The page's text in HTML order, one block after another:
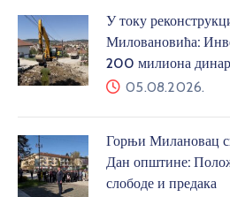
У току
Миловановића:
200 милиона
05.08.2026.
Горњи Милановац
Дан општине:
слободе и предака